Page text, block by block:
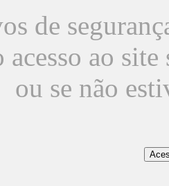
de
acesso ao
ou se não